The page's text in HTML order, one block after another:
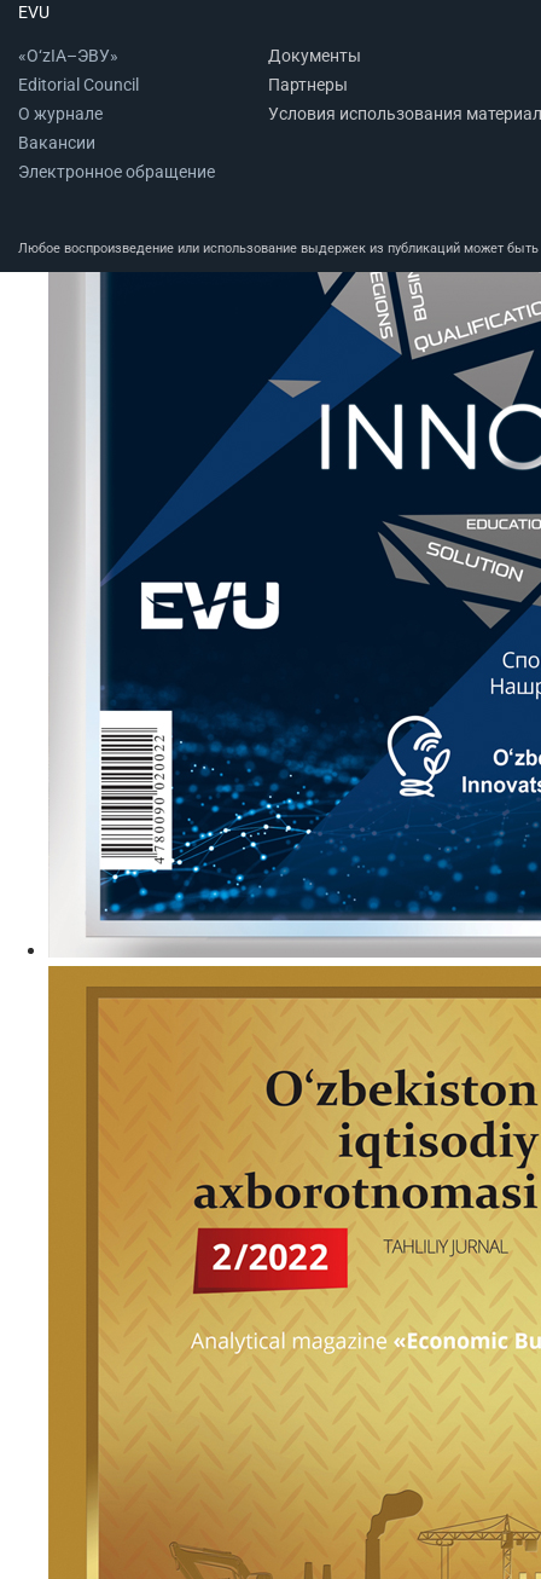
EVU
«O‘zIA–ЭВУ»
Editorial Council
О журнале
Вакансии
Электронное обращение
Документы
Партнеры
Условия использования
Любое воспроизведение или использование выдержек из публикаций может